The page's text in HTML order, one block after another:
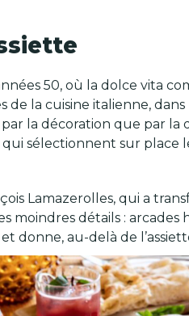
50, où la dolce vita
de la cuisine italienne,
la décoration que par
sélectionnent sur
Lamazerolles, qui a
détails :
donne, au-delà de